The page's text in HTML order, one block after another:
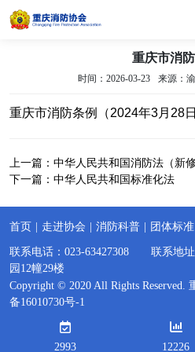
重庆市消
时间：2026-03-23 来源：
重庆市消防条例（2024年3月28
上一篇： 中华人民共和国消防法（新修
下一篇： 中华人民共和国标准化法
首页 走进协会 消防科普 团体标准
联系电话：023-63427308 联系地址
园12幢29楼
Copyright © 2020 All Rights
备16010730号-1
2993
12226